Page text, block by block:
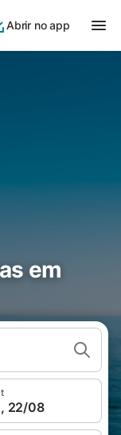
Abrir no app
em
22/08